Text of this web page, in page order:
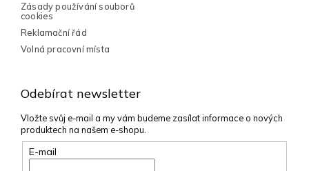
Odebírat newsletter
Vložte svůj e-mail a my vám budeme zasílat informace o nových
produktech na našem e-shopu.
E-mail
Zásady používání souborů
cookies
Reklamační řád
Volná pracovní místa